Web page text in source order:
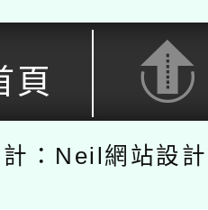
頁
：Neil網站設